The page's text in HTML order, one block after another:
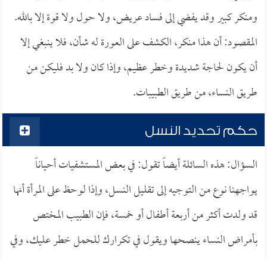
ومنكر كبير وقد يفضي إلى فساد عريض، ولا حول ولا قوة إلا بالله.
المقصود: أن هذا منكر، الكشف على العورة له شأن، فلا ينبغي إلا
أن يكون لحاجة شديدة وخطر عظيم، وإذا كان ولا بد فليكن من
طريق النساء، من طريق الطبيبات.
حكم تحديد النسل
السؤال: هذه السائلة أيضاً تقول: في بعض المستشفيات أحياناً
يواجهنا نوع من التوجيه إلى تقليل النسل، وإذا لوحظ على المرأة أنها
قد ولدت أكثر من أربعة أطفال أو خمسة، فإن الطبيب المختص
بأمراض النساء ينصحها ويقول في تكرارك للحمل خطر عليك، وفي